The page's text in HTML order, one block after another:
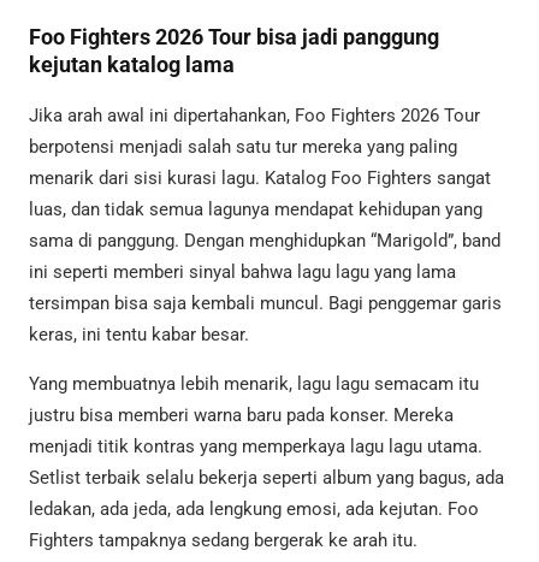
Foo Fighters 2026 Tour bisa jadi panggung
kejutan katalog lama
Jika arah awal ini dipertahankan, Foo Fighters 2026 Tour
berpotensi menjadi salah satu tur mereka yang paling
menarik dari sisi kurasi lagu. Katalog Foo Fighters sangat
luas, dan tidak semua lagunya mendapat kehidupan yang
sama di panggung. Dengan menghidupkan “Marigold”, band
ini seperti memberi sinyal bahwa lagu lagu yang lama
tersimpan bisa saja kembali muncul. Bagi penggemar garis
keras, ini tentu kabar besar.
Yang membuatnya lebih menarik, lagu lagu semacam itu
justru bisa memberi warna baru pada konser. Mereka
menjadi titik kontras yang memperkaya lagu lagu utama.
Setlist terbaik selalu bekerja seperti album yang bagus, ada
ledakan, ada jeda, ada lengkung emosi, ada kejutan. Foo
Fighters tampaknya sedang bergerak ke arah itu.